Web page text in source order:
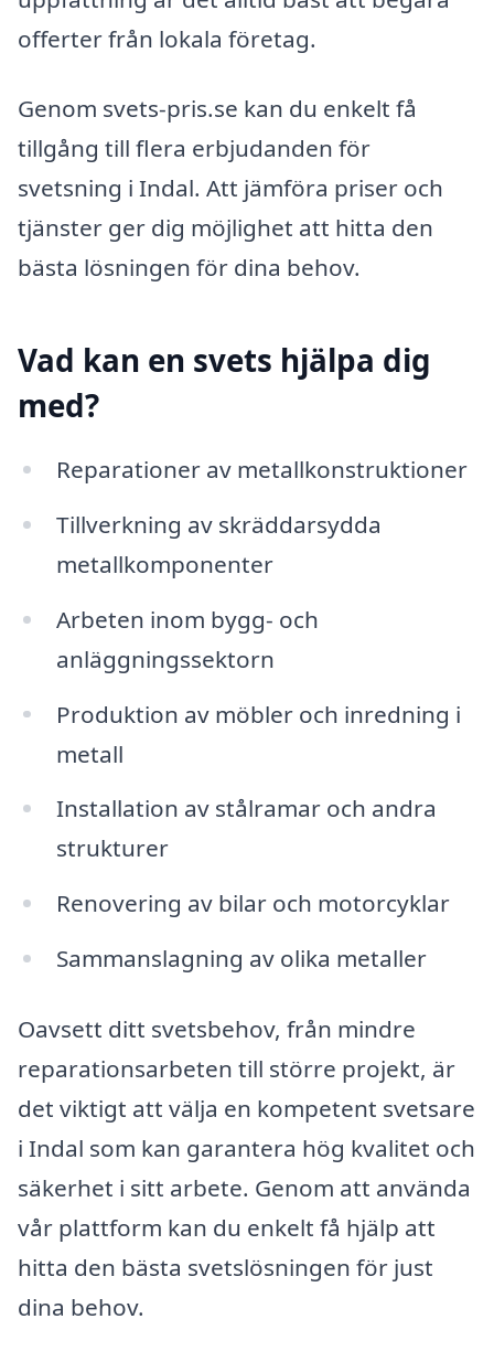
offerter från lokala företag.
Genom svets-pris.se kan du enkelt få
tillgång till flera erbjudanden för
svetsning i Indal. Att jämföra priser och
tjänster ger dig möjlighet att hitta den
bästa lösningen för dina behov.
Vad kan en svets hjälpa dig
med?
Reparationer av metallkonstruktioner
Tillverkning av skräddarsydda
metallkomponenter
Arbeten inom bygg- och
anläggningssektorn
Produktion av möbler och inredning i
metall
Installation av stålramar och andra
strukturer
Renovering av bilar och motorcyklar
Sammanslagning av olika metaller
Oavsett ditt svetsbehov, från mindre
reparationsarbeten till större projekt, är
det viktigt att välja en kompetent svetsare
i Indal som kan garantera hög kvalitet och
säkerhet i sitt arbete. Genom att använda
vår plattform kan du enkelt få hjälp att
hitta den bästa svetslösningen för just
dina behov.